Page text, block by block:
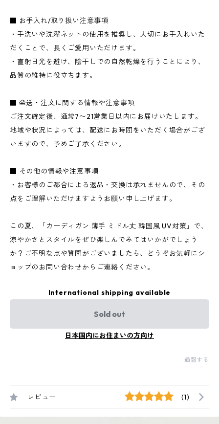
■ お手入れ/取り扱い注意事項
・手洗いや洗濯ネットの使用を推奨し、大切にお手入れいた
だくことで、長くご愛用いただけます。
・直射日光を避け、陰干しでの自然乾燥を行うことにより、
品質の維持に役立ちます。
■ 発送・注文に関する情報や注意事項
ご注文確定後、通常7〜21営業日以内にお届けいたします。
地域や状況によっては、配送にお時間をいただく場合がござ
いますので、予めご了承ください。
■ その他の情報や注意事項
・お客様のご都合による返品・交換は承れませんので、その
点をご理解いただけますようお願い申し上げます。
この夏、「カーディガン 薄手 ミドル丈 韓国風 UV対策」で、
涼やかさとスタイルをぜひ楽しんでみてはいかがでしょう
か？ご不明な点や質問がございましたら、どうぞお気軽にシ
ョップのお問い合わせからご連絡ください。
International shipping available
Sold out
日本国内にお住まいの方向け
通報する
レビュー (1)